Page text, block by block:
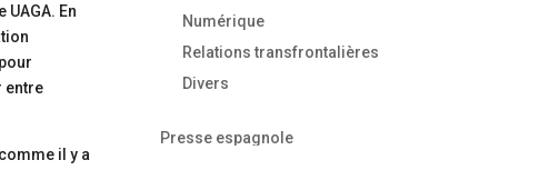
En
entre
il y a
Numérique
Relations transfrontalières
Divers
Presse espagnole